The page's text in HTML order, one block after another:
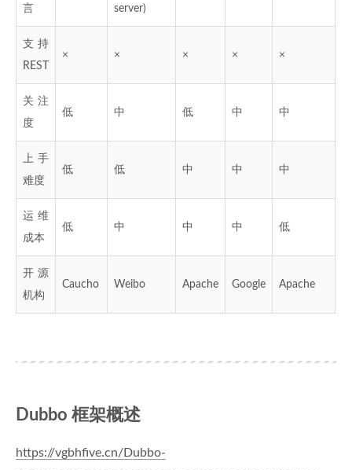
言
server)
支持
REST
× × × × ×
关注
度
低 中 低 中 中
上手
难度
低 低 中 中 中
运维
成本
低 中 中 中 低
开源
机构
Caucho Weibo Apache Google Apache
Dubbo 框架概述
https://vgbhfive.cn/Dubbo-